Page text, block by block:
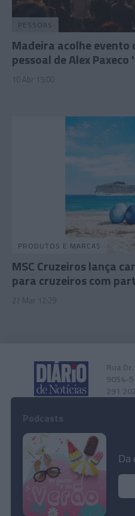
PESSOAS
Madeira acolhe
pessoal de Alex Paxeco
10 Abr 15:00
PRODUTOS E MARCAS
MSC Cruzeiros lança
para cruzeiros com
27 Mar 12:29
Rua
9054-
291
Instale
© 2026 Empresa
Todos os
Da